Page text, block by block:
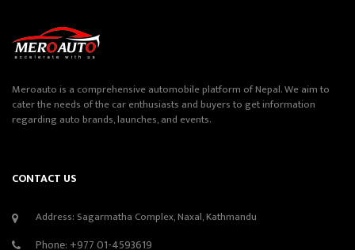
Meroauto is a comprehensive automobile platform of Nepal. We aim to
cater the needs of the car enthusiasts and buyers to get information
regarding auto brands, launches, and events.
CONTACT US
Address: Sagarmatha Complex, Naxal, Kathmandu
Phone: +977 01-4593619